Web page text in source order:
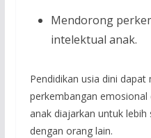
Mendorong
intelektual anak.
Pendidikan usia dini
perkembangan emosional
anak diajarkan untuk
dengan orang lain.